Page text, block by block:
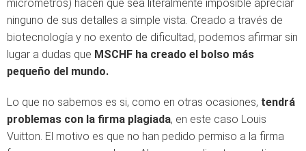
micrómetros) hacen que sea literalmente imposible apreciar
ninguno de sus detalles a simple vista. Creado a través de
biotecnología y no exento de dificultad, podemos afirmar sin
lugar a dudas que MSCHF ha creado el bolso más
pequeño del mundo.
Lo que no sabemos es si, como en otras ocasiones, tendrá
problemas con la firma plagiada, en este caso Louis
Vuitton. El motivo es que no han pedido permiso a la firma